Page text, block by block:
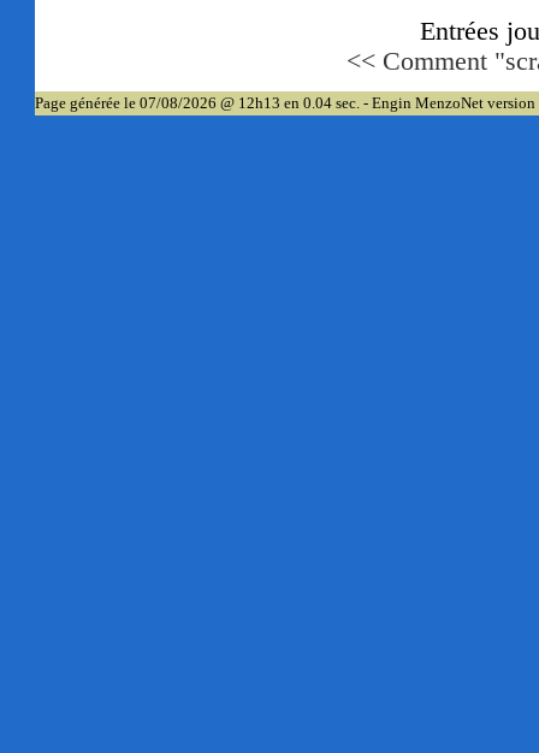
Entrées
<< Comment
Page générée le 07/08/2026 @ 12h13 en 0.04 sec. - Engin MenzoNet